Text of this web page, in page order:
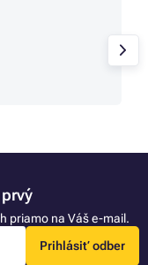
priamo na Váš e-mail.
Prihlásiť odber